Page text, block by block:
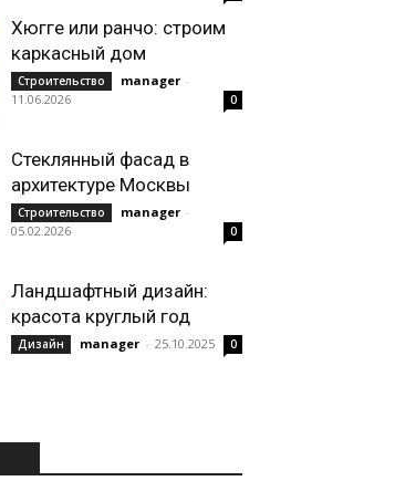
Хюгге или ранчо: строим
каркасный дом
Строительство manager -
11.06.2026
0
Стеклянный фасад в
архитектуре Москвы
Строительство manager -
05.02.2026
0
Ландшафтный дизайн:
красота круглый год
Дизайн manager - 25.10.2025 0